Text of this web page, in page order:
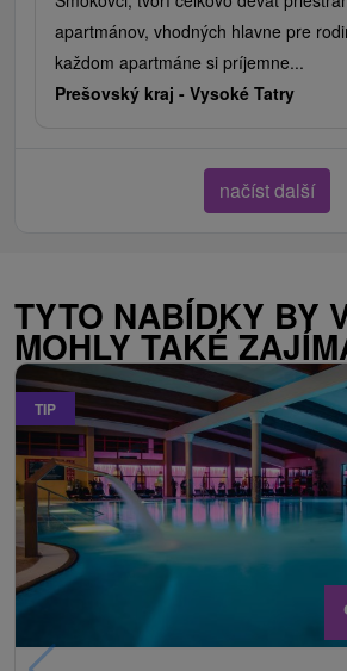
apartmánov, vhodných hlavne pre
každom apartmáne si príjemne...
Prešovský kraj - Vysoké Tatry
načíst další
TYTO NABÍDKY BY
MOHLY TAKÉ
TIP